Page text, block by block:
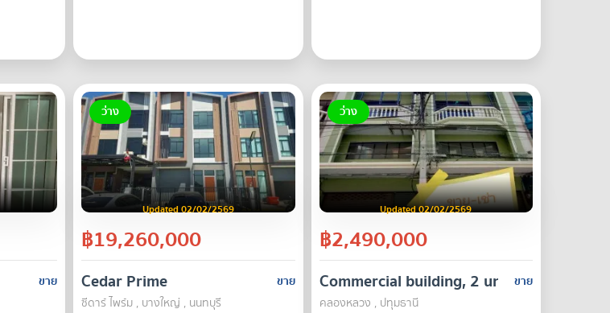
ขาย
ว่าง
Updated 02/02/2569
฿19,260,000
ขาย
Cedar Prime
ซีดาร์ ไพร์ม , บางใหญ่ , นนทบุรี
ว่าง
Updated 02/02/2569
฿2,490,000
ขาย
Commercial building, 2 units, 18 sq m,
คลองหลวง , ปทุมธานี